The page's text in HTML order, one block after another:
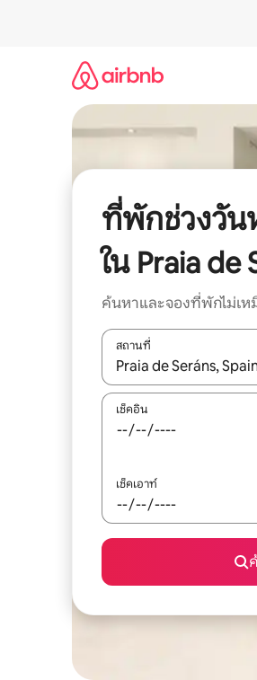
ที่พักช่วงวั
ใน Praia de
ค้นหาและจองที่พักไม่เห
สถานที่
ใช้ลูกศรขึ้นลง หรือใช้กา
เช็คอิน
เช็คเอาท์